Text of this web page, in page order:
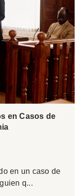
en Casos de
en un caso de
q...